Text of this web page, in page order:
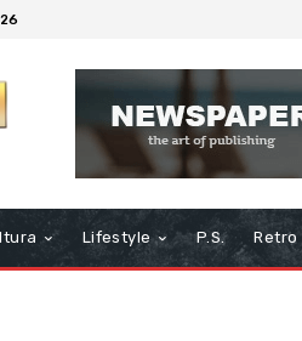
Lifestyle P.S. Retro